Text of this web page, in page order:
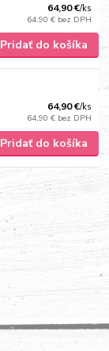
64,90 €/ks
64,90 € bez DPH
Pridať do košíka
64,90 €/ks
64,90 € bez DPH
Pridať do košíka